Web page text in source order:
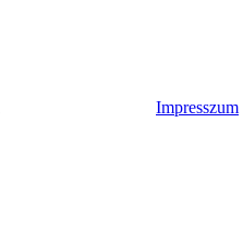
Impresszum